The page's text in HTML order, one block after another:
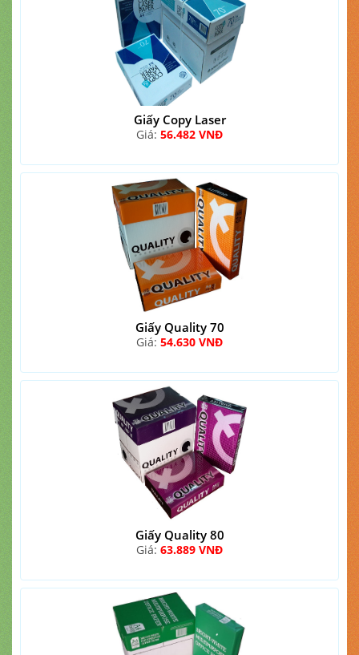
Giấy Copy Laser
Giá: 56.482 VNĐ
Giấy Quality 70
Giá: 54.630 VNĐ
Giấy Quality 80
Giá: 63.889 VNĐ